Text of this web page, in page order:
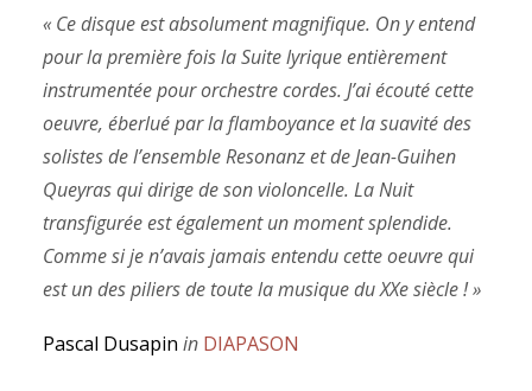
« Ce disque est absolument magnifique. On y entend
pour la première fois la Suite lyrique entièrement
instrumentée pour orchestre cordes. J’ai écouté cette
oeuvre, éberlué par la flamboyance et la suavité des
solistes de l’ensemble Resonanz et de Jean-Guihen
Queyras qui dirige de son violoncelle. La Nuit
transfigurée est également un moment splendide.
Comme si je n’avais jamais entendu cette oeuvre qui
est un des piliers de toute la musique du XXe siècle ! »
Pascal Dusapin in DIAPASON